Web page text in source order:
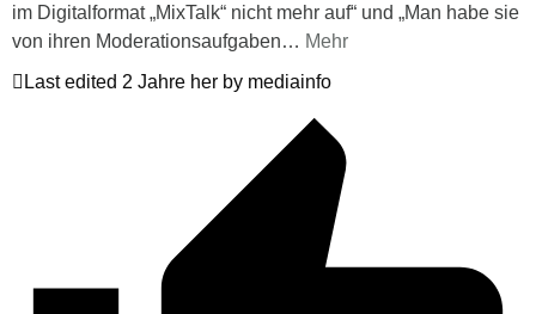
im Digitalformat „MixTalk“ nicht mehr auf“ und „Man habe sie
von ihren Moderationsaufgaben… Mehr
Last edited 2 Jahre her by mediainfo